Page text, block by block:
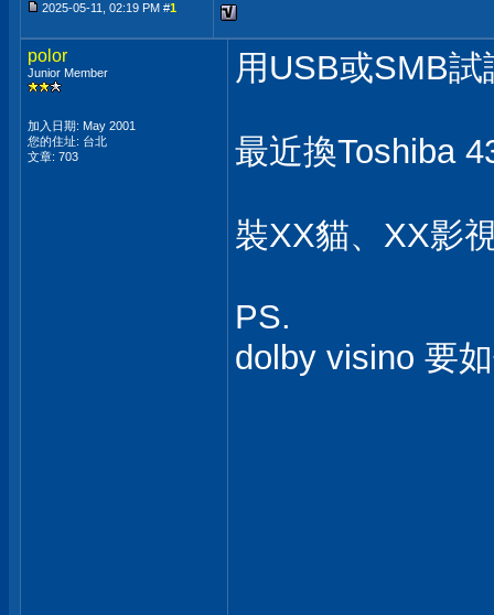
2025-05-11, 02:19 PM #1
polor
Junior Member
加入日期: May 2001
您的住址: 台北
文章: 703
用USB或SMB
最近換Toshiba
裝XX貓、XX影
PS.
dolby visino 要